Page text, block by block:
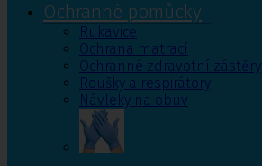
Ochranné pomůcky
Rukavice
Ochrana matrací
Ochranné zdravotní zástěry
Roušky a respirátory
Návleky na obuv